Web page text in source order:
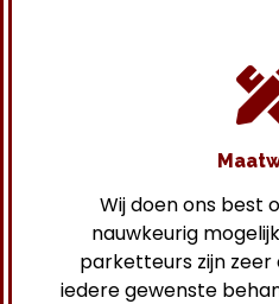
Wij doen ons best
nauwkeurig
parketteurs zijn
iedere gewenste